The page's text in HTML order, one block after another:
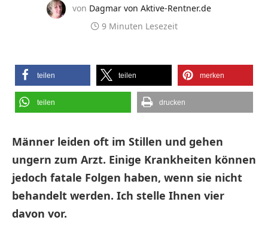
von Dagmar von Aktive-Rentner.de
9 Minuten Lesezeit
teilen teilen merken
teilen drucken
Männer leiden oft im Stillen und gehen
ungern zum Arzt. Einige Krankheiten können
jedoch fatale Folgen haben, wenn sie nicht
behandelt werden. Ich stelle Ihnen vier
davon vor.